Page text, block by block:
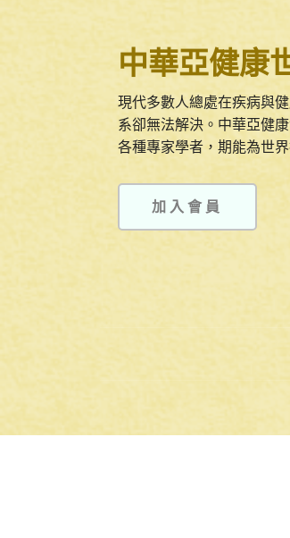
中華亞健康
現代多數人總處在疾病與
系卻無法解決。中華亞健
各種專家學者，期能為世
加入會員